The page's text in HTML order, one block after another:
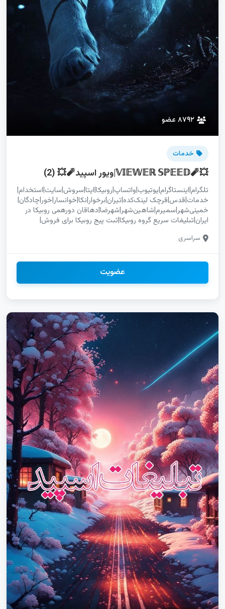
۸۷۹۲ عضو
خدمات
💥🧨𝕍𝕀𝔼𝕎𝔼ℝ 𝕊ℙ𝔼𝔼𝔻|ویور اسپید🧨💥 (2)
تلگرام|اینستاگرام|یوتیوب|واتساپ|روبیکا|ایتا|سروش|سایت|استخدام|
خمینی‌شهر|سمیرم|شاهین‌شهر|شهرضا|دهاقان دورهمی روبیکا در
ایران|تبلیغات سریع گروه روبیکا|ثبت پیج روبیکا برای فروش|
واتساپ قم|ایتا قم|روبیکا قم لینکده اصفهان|لینکیاب اصفهان|
چتکده روبیکا برای آموزش آنلاین|گروهیاب روبیکا برای فروش
محصول پسرانه واتساپ خراسان رضوی|مختلط روبیکا خراسان
رضوی|دورهمی سروش خراسان رضوی چتکده سروش بیرجند|
دخترانه شازند|گروهیاب شازند سروش نیشابور|گروه چت دخترانه
نیشابور|گروه چت پسرانه نیشابور|تبلیغات نیشابور گپ پسرانه
چالوس|گپ دخترونه چالوس|گپ پسرونه چالوس|لینکدونی چالوس
آگهی کانال ایتا برای خدمات|کانال ایتا در بندرعباس|خدمات مجازی
ایتا برای برند
سراسری
عضویت